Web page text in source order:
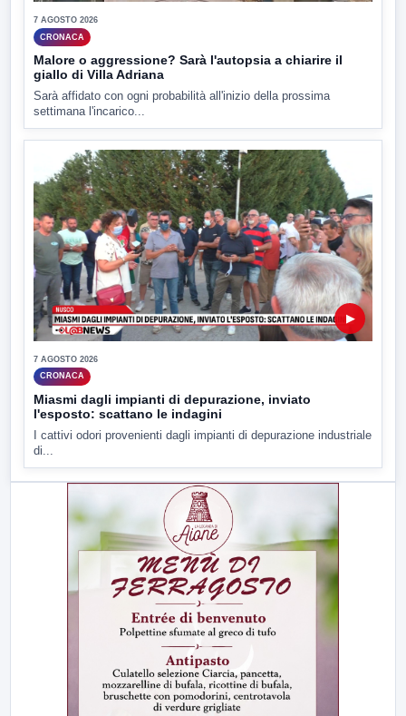
7 AGOSTO 2026
CRONACA
Malore o aggressione? Sarà l'autopsia a chiarire il
giallo di Villa Adriana
Sarà affidato con ogni probabilità all'inizio della prossima
settimana l'incarico...
▶
7 AGOSTO 2026
CRONACA
Miasmi dagli impianti di depurazione, inviato
l'esposto: scattano le indagini
I cattivi odori provenienti dagli impianti di depurazione industriale
di...